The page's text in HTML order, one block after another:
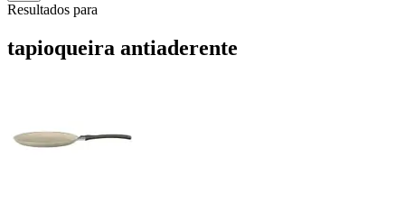
Resultados para
tapioqueira antiaderente